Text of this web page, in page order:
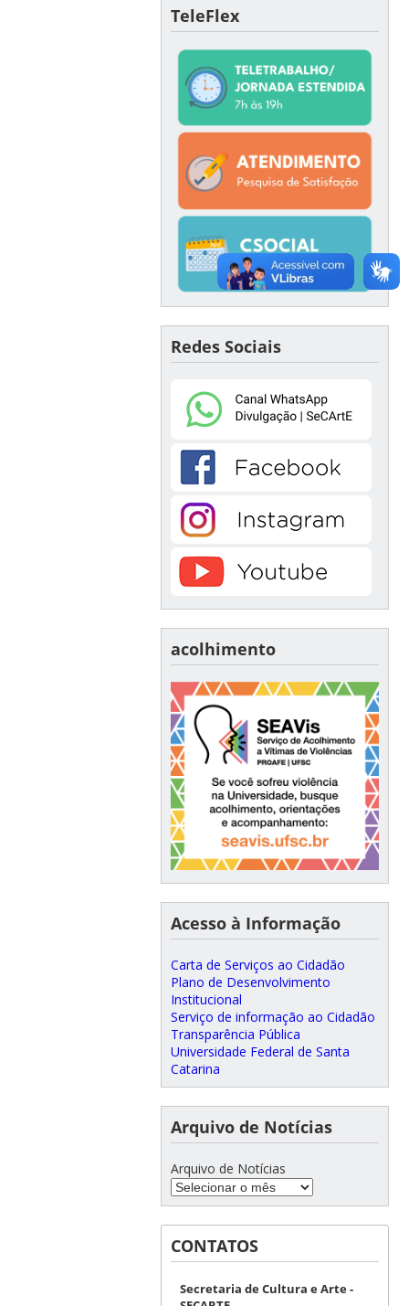
TeleFlex
Redes Sociais
acolhimento
Acesso à Informação
Carta de Serviços ao Cidadão
Plano de Desenvolvimento
Institucional
Serviço de informação ao Cidadão
Transparência Pública
Universidade Federal de Santa
Catarina
Arquivo de Notícias
Arquivo de Notícias
CONTATOS
Secretaria de Cultura e Arte -